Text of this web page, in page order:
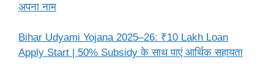
अपना नाम
Bihar Udyami Yojana 2025–26: ₹10 Lakh Loan
Apply Start | 50% Subsidy के साथ पाएं आर्थिक सहायता